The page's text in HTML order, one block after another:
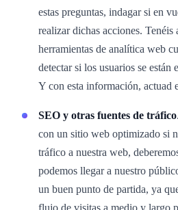
estas preguntas, indagar si en
realizar dichas acciones. Tenéis
herramientas de analítica web
detectar si los usuarios se
Y con esta información, actuad
SEO y otras fuentes de tráfico
con un sitio web optimizado si
tráfico a nuestra web,
podemos llegar a nuestro
un buen punto de partida, ya
flujo de visitas a medio y largo